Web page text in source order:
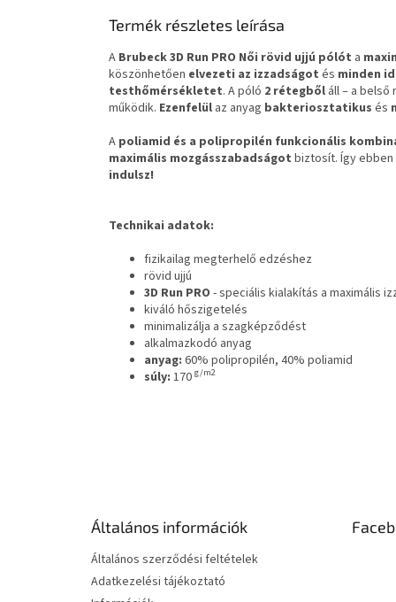
Termék részletes leírása
A Brubeck 3D Run PRO Női rövid ujjú pólót a
köszönhetően elvezeti az izzadságot és minden
testhőmérsékletet. A póló 2 rétegből áll – a
működik. Ezenfelül az anyag bakteriosztatikus és
A poliamid és a polipropilén funkcionális
maximális mozgásszabadságot biztosít. Így ebben
indulsz!
Technikai adatok:
fizikailag megterhelő edzéshez
rövid ujjú
3D Run PRO - speciális kialakítás a maximális
kiváló hőszigetelés
minimalizálja a szagképződést
alkalmazkodó anyag
anyag: 60% polipropilén, 40% poliamid
súly: 170 g/m2
Általános információk
Általános szerződési feltételek
Adatkezelési tájékoztató